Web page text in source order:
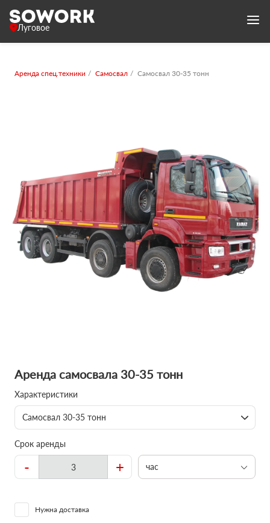
Луговое
Аренда спец.техники Самосвал Самосвал 30-35 тонн
Аренда самосвала 30-35 тонн
Характеристики
Самосвал 30-35 тонн
Срок аренды
- + час
Нужна доставка